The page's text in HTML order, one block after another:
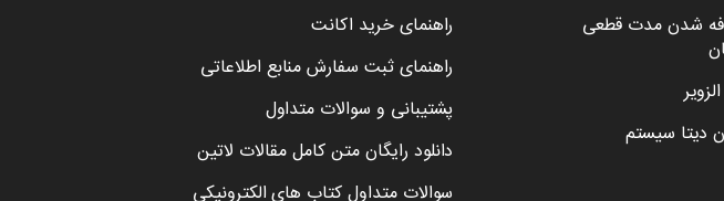
شدن مدت قطعی
دیتا سیستم
راهنمای خرید اکانت
راهنمای ثبت سفارش منابع اطلاعاتی
پشتیبانی و سوالات متداول
دانلود رایگان متن کامل مقالات لاتین
سوالات متداول کتاب های الکترونیکی